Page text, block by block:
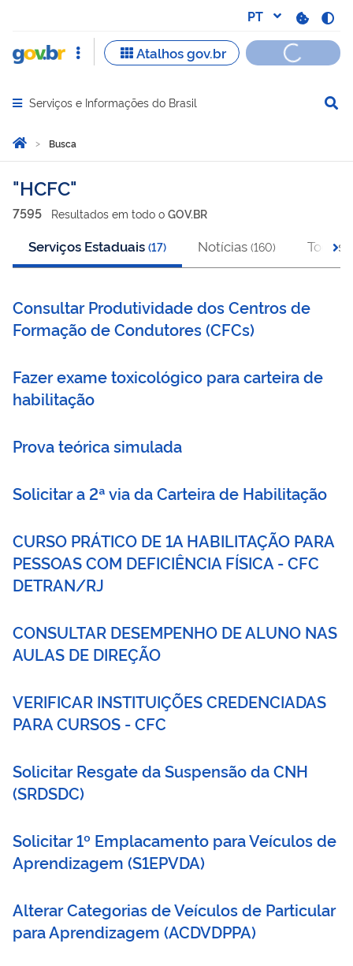
Abrir menu principal de navegação
Serviços e Informações do Brasil
Você está aqui:
Página Inicial
Busca
Busca
HCFC
7595 Resultados em todo o GOV.BR
Serviços Estaduais (17) Notícias (160) Todos
Consultar Produtividade dos Centros de
Formação de Condutores (CFCs)
Fazer exame toxicológico para carteira de
habilitação
Prova teórica simulada
Solicitar a 2ª via da Carteira de Habilitação
CURSO PRÁTICO DE 1A HABILITAÇÃO PARA
PESSOAS COM DEFICIÊNCIA FÍSICA - CFC
DETRAN/RJ
CONSULTAR DESEMPENHO DE ALUNO NAS
AULAS DE DIREÇÃO
VERIFICAR INSTITUIÇÕES CREDENCIADAS
PARA CURSOS - CFC
Solicitar Resgate da Suspensão da CNH
(SRDSDC)
Solicitar 1º Emplacamento para Veículos de
Aprendizagem (S1EPVDA)
Alterar Categorias de Veículos de Particular
para Aprendizagem (ACDVDPPA)